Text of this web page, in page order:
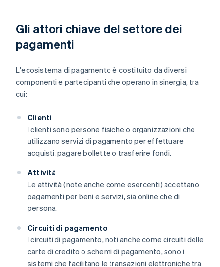
Gli attori chiave del settore dei
pagamenti
L'ecosistema di pagamento è costituito da diversi
componenti e partecipanti che operano in sinergia, tra
cui:
Clienti
I clienti sono persone fisiche o organizzazioni che
utilizzano servizi di pagamento per effettuare
acquisti, pagare bollette o trasferire fondi.
Attività
Le attività (note anche come esercenti) accettano
pagamenti per beni e servizi, sia online che di
persona.
Circuiti di pagamento
I circuiti di pagamento, noti anche come circuiti delle
carte di credito o schemi di pagamento, sono i
sistemi che facilitano le transazioni elettroniche tra